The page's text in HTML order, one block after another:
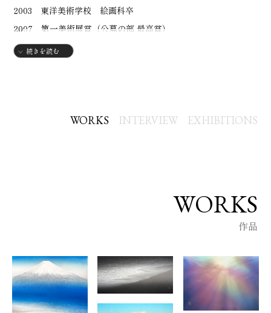
2003 東洋美術学校 絵画科卒
2007 第一美術展賞（公募の部 最高賞）
秋田美術作家協会賞
2020 山本冬彦が選ぶ作家展
その他に三越、伊勢丹など全国百貨店、画廊にて個展
・アートコレクターズ 『2025完売作家特集』掲載
続きを読む
WORKS INTERVIEW EXHIBITIONS
WORKS
作品